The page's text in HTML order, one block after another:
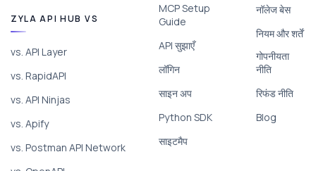
ZYLA API HUB VS
vs. API Layer
vs. RapidAPI
vs. API Ninjas
vs. Apify
vs. Postman API Network
MCP Setup
Guide
API सुझाएँ
लॉगिन
साइन अप
Python SDK
साइटमैप
नॉलेज बेस
नियम और शर्तें
गोपनीयता
नीति
रिफंड नीति
Blog